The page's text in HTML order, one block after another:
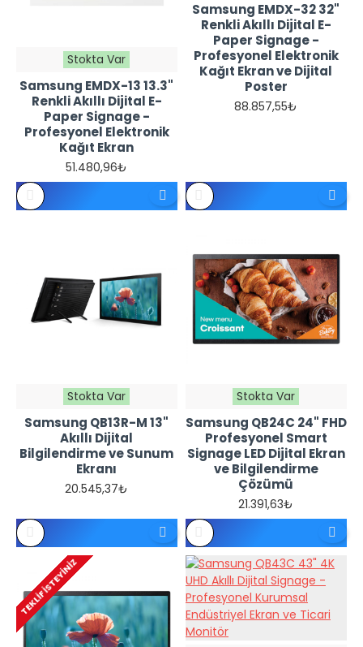
REFERANS
FIYATTIR -
TEKLIF
İSTEYINIZ
Stokta Var
Samsung EMDX-13 13.3"
Renkli Akıllı Dijital E-
Paper Signage -
Profesyonel Elektronik
Kağıt Ekran
51.480,96₺
FIYATTIR -
Samsung EMDX-32 32"
Renkli Akıllı Dijital E-
Paper Signage -
Profesyonel Elektronik
Kağıt Ekran ve Dijital
Poster
88.857,55₺
REFERANS
FIYATTIR -
TEKLIF
İSTEYINIZ
Stokta Var
Samsung QB13R-M 13"
Akıllı Dijital
Bilgilendirme ve Sunum
Ekranı
20.545,37₺
REFERANS
FIYATTIR -
TEKLIF
İSTEYINIZ
Stokta Var
Samsung QB24C 24" FHD
Profesyonel Smart
Signage LED Dijital Ekran
ve Bilgilendirme
Çözümü
21.391,63₺
TEKLIF İSTEYINIZ